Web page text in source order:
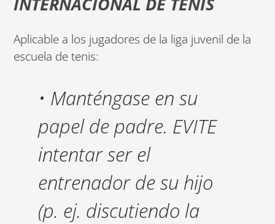
Aplicable a los jugadores de la liga juvenil de la
escuela de tenis:
• Manténgase en su
papel de padre. EVITE
intentar ser el
entrenador de su hijo
(p. ej. discutiendo la